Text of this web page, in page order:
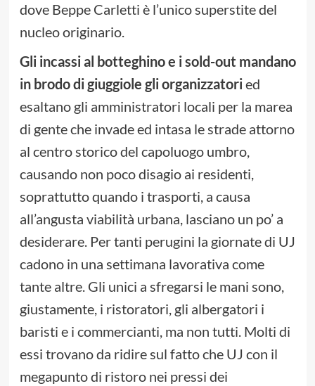
dove Beppe Carletti è l’unico superstite del
nucleo originario.
Gli incassi al botteghino e i sold-out mandano
in brodo di giuggiole gli organizzatoried
esaltano gli amministratori locali per la marea
di gente che invade ed intasa le strade attorno
al centro storico del capoluogo umbro,
causando non poco disagio ai residenti,
soprattutto quando i trasporti, a causa
all’angusta viabilità urbana, lasciano un po’ a
desiderare. Per tanti perugini la giornate di UJ
cadono in una settimana lavorativa come
tante altre. Gli unici a sfregarsi le mani sono,
giustamente, i ristoratori, gli albergatori i
baristi e i commercianti, ma non tutti. Molti di
essi trovano da ridire sul fatto che UJ con il
megapunto di ristoro nei pressi dei